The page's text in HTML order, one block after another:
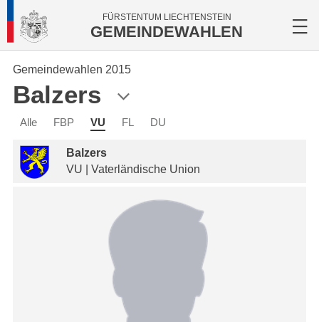
FÜRSTENTUM LIECHTENSTEIN
GEMEINDEWAHLEN
Gemeindewahlen 2015
Balzers
Alle FBP VU FL DU
Balzers
VU | Vaterländische Union